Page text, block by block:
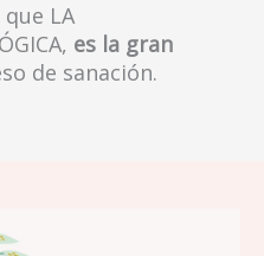
LA
es la gran
de sanación.